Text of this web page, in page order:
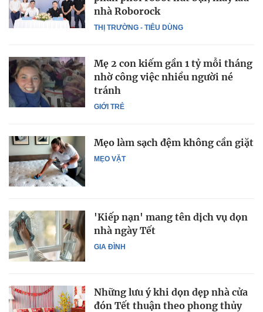
THỊ TRƯỜNG - TIÊU DÙNG
nhà Roborock
GIỚI TRẺ
Mẹ 2 con kiếm gần 1 tỷ mỗi tháng
nhờ công việc nhiều người né
tránh
MẸO VẶT
Mẹo làm sạch đệm không cần giặt
GIA ĐÌNH
'Kiếp nạn' mang tên dịch vụ dọn
nhà ngày Tết
Những lưu ý khi dọn dẹp nhà cửa
đón Tết thuận theo phong thủy